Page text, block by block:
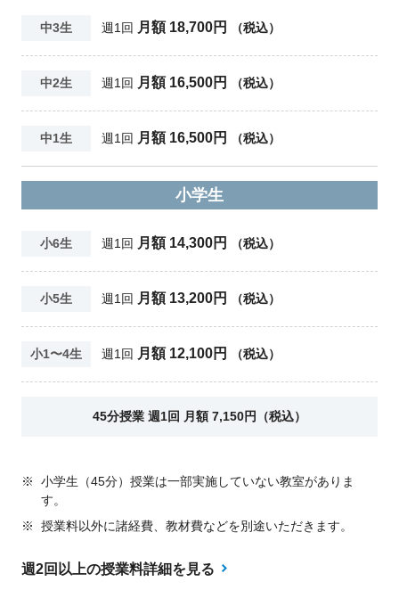
中3生 週1回 月額 18,700円 （税込）
中2生 週1回 月額 16,500円 （税込）
中1生 週1回 月額 16,500円 （税込）
小学生
小6生 週1回 月額 14,300円 （税込）
小5生 週1回 月額 13,200円 （税込）
小1〜4生 週1回 月額 12,100円 （税込）
45分授業 週1回 月額 7,150円（税込）
※
小学生（45分）授業は一部実施していない教室がありま
す。
※
授業料以外に諸経費、教材費などを別途いただきます。
週2回以上の授業料詳細を見る